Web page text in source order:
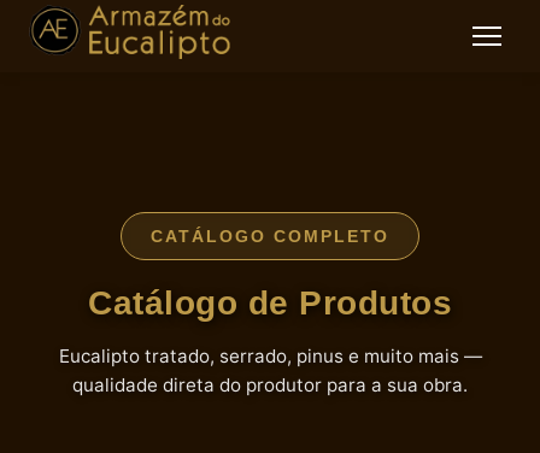
CATÁLOGO COMPLETO
Catálogo de Produtos
Eucalipto tratado, serrado, pinus e muito mais —
qualidade direta do produtor para a sua obra.